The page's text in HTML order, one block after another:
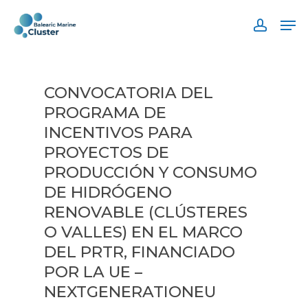
main
CONVOCATORIA DEL
PROGRAMA DE
INCENTIVOS PARA
PROYECTOS DE
PRODUCCIÓN Y CONSUMO
DE HIDRÓGENO
RENOVABLE (CLÚSTERES
O VALLES) EN EL MARCO
DEL PRTR, FINANCIADO
POR LA UE –
NEXTGENERATIONEU